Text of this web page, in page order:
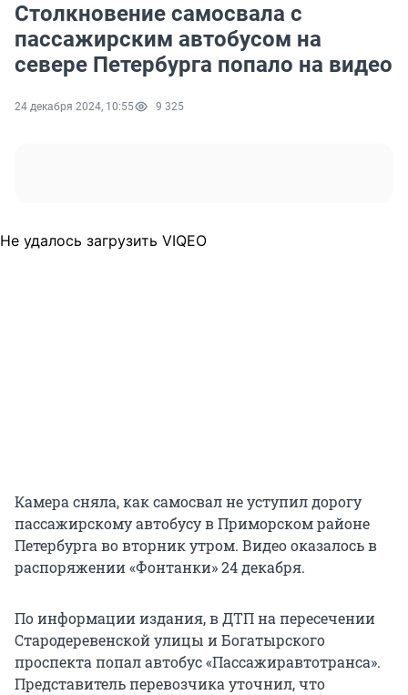
Столкновение самосвала с
пассажирским автобусом на
севере Петербурга попало на видео
24 декабря 2024, 10:55 9 325
Не удалось загрузить VIQEO
Камера сняла, как самосвал не уступил дорогу
пассажирскому автобусу в Приморском районе
Петербурга во вторник утром. Видео оказалось в
распоряжении «Фонтанки» 24 декабря.
По информации издания, в ДТП на пересечении
Стародеревенской улицы и Богатырского
проспекта попал автобус «Пассажиравтотранса».
Представитель перевозчика уточнил, что